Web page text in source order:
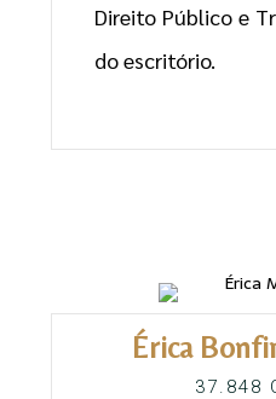
Direito Público e
do escritório.
Érica
37.848